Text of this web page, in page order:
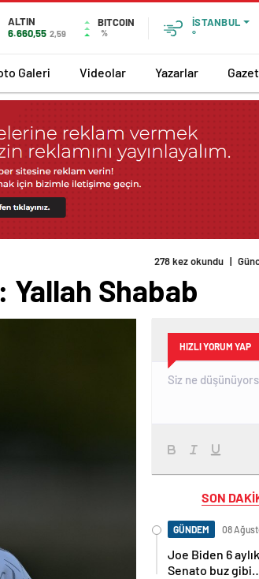
ALTIN
6.660,55 2,59
BITCOIN
%
İSTANBUL
°
Galeri Videolar Yazarlar
278 kez okundu |
Yallah Shabab
HIZLI YORUM YAP
SON
GÜNDEM 08
Joe Biden 6
Senato buz